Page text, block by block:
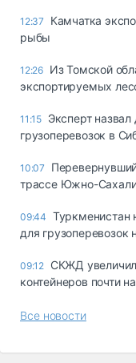
12:37
Камчатка
рыбы
12:26 Из Томской
экспортируемых
11:15 Эксперт
грузоперевозок в
10:07
трассе Южно-
09:44 Туркменистан
для грузоперевозок
09:12 СКЖД
контейнеров почти
Все новости